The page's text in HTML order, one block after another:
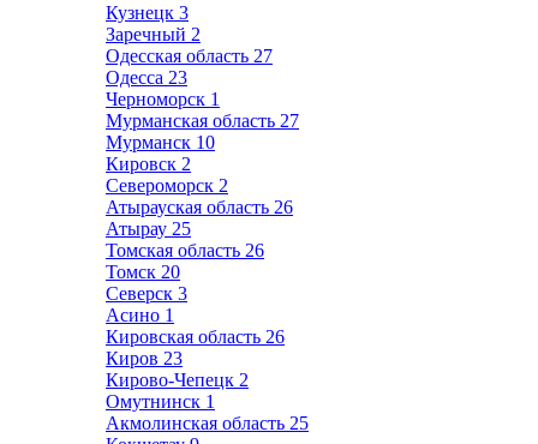
Кузнецк 3
Заречный 2
Одесская область 27
Одесса 23
Черноморск 1
Мурманская область 27
Мурманск 10
Кировск 2
Североморск 2
Атырауская область 26
Атырау 25
Томская область 26
Томск 20
Северск 3
Асино 1
Кировская область 26
Киров 23
Кирово-Чепецк 2
Омутнинск 1
Акмолинская область 25